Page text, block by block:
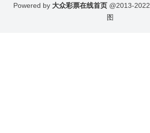
Powered by 大众彩票在线首页@2013-2022
图